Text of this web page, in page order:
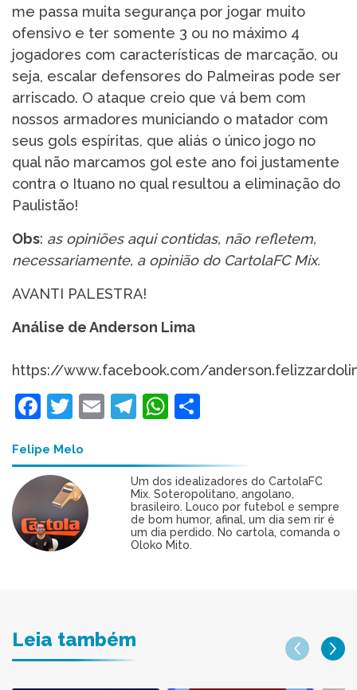
me passa muita segurança por jogar muito
ofensivo e ter somente 3 ou no máximo 4
jogadores com características de marcação, ou
seja, escalar defensores do Palmeiras pode ser
arriscado. O ataque creio que vá bem com
nossos armadores municiando o matador com
seus gols espíritas, que aliás o único jogo no
qual não marcamos gol este ano foi justamente
contra o Ituano no qual resultou a eliminação do
Paulistão!
Obs: as opiniões aqui contidas, não refletem,
necessariamente, a opinião do CartolaFC Mix.
AVANTI PALESTRA!
Análise de Anderson Lima
https://www.facebook.com/
Facebook
Twitter
EmailTelegram
WhatsApp
Felipe Melo
Um dos idealizadores do CartolaFC
Mix. Soteropolitano, angolano,
brasileiro. Louco por futebol e sempre
de bom humor, afinal, um dia sem rir é
um dia perdido. No cartola, comanda o
Oloko Mito.
Leia também